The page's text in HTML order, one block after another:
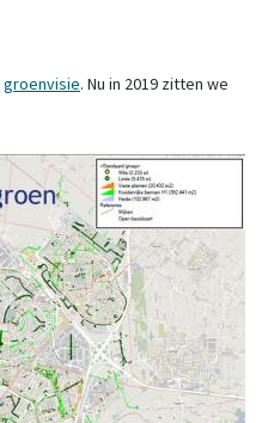
groenvisie. Nu in 2019 zitten we